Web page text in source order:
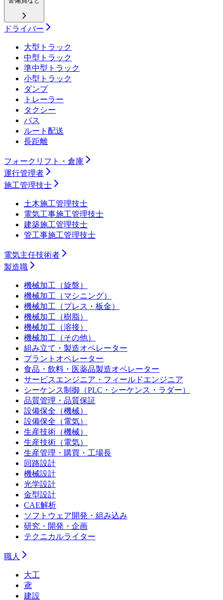
ドライバー
大型トラック
中型トラック
準中型トラック
小型トラック
ダンプ
トレーラー
タクシー
バス
ルート配送
長距離
フォークリフト・倉庫
運行管理者
施工管理技士
土木施工管理技士
電気工事施工管理技士
建築施工管理技士
管工事施工管理技士
電気主任技術者
製造職
機械加工（旋盤）
機械加工（マシニング）
機械加工（プレス・板金）
機械加工（樹脂）
機械加工（溶接）
機械加工（その他）
組み立て・製造オペレーター
プラントオペレーター
食品・飲料・医薬品製造オペレーター
サービスエンジニア・フィールドエンジニア
シーケンス制御（PLC・シーケンス・ラダー）
品質管理・品質保証
設備保全（機械）
設備保全（電気）
生産技術（機械）
生産技術（電気）
生産管理・購買・工場長
回路設計
機械設計
光学設計
金型設計
CAE解析
ソフトウェア開発・組み込み
研究・開発・企画
テクニカルライター
職人
大工
鳶
建設